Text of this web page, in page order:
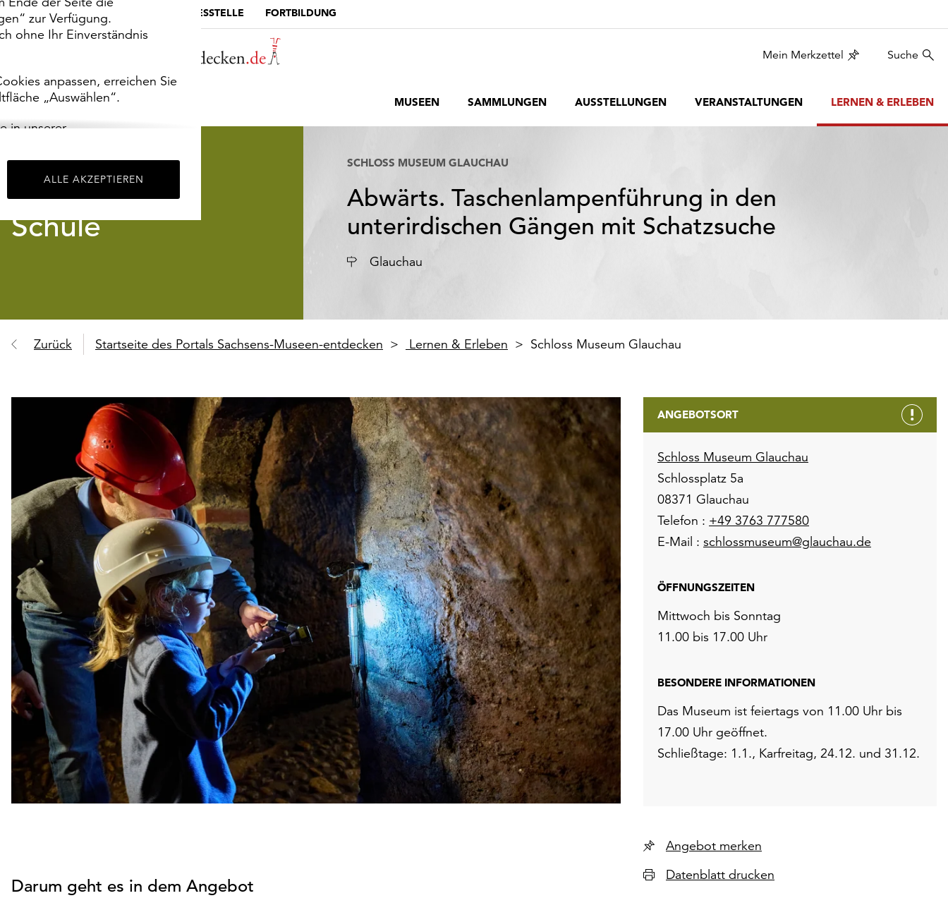
zur Verfügung.
ohne Ihr Einverständnis
anpassen, erreichen Sie
„Auswählen“.
in unserer
ALLE AKZEPTIEREN
MUSEUMSPORTAL DIE LANDESSTELLE FORTBILDUNG
Mein Merkzettel Suche
MUSEEN SAMMLUNGEN AUSSTELLUNGEN VERANSTALTUNGEN LERNEN & ERLEBEN
Schule
SCHLOSS MUSEUM GLAUCHAU
Abwärts. Taschenlampenführung in den
unterirdischen Gängen mit Schatzsuche
Ort Glauchau
Zurück Startseite des Portals Sachsens-Museen-entdecken Lernen & Erleben Schloss Museum Glauchau
Darum geht es in dem Angebot
ANGEBOTSORT
Schloss Museum Glauchau
Schlossplatz 5a
08371 Glauchau
Telefon : +49 3763 777580
E-Mail : schlossmuseum@glauchau.de
ÖFFNUNGSZEITEN
Mittwoch bis Sonntag
11.00 bis 17.00 Uhr
BESONDERE INFORMATIONEN
Das Museum ist feiertags von 11.00 Uhr bis
17.00 Uhr geöffnet.
Schließtage: 1.1., Karfreitag, 24.12. und 31.12.
Angebot merken
Datenblatt drucken